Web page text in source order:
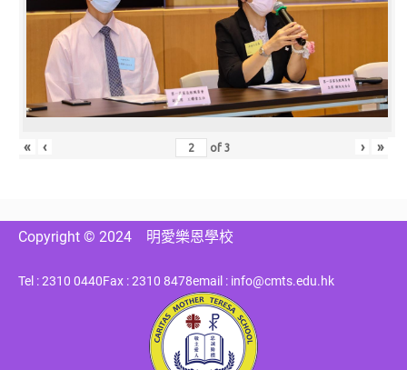
« ‹ of3 › »
Copyright © 2024 明愛樂恩學校
Tel : 2310 0440Fax : 2310 8478email : info@cmts.edu.hk